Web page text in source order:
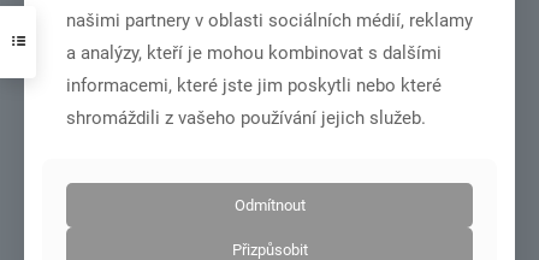
MČR dorost+junioři – Olomouc 27.6.-28.6.2026
našimi partnery v oblasti sociálních médií, reklamy
a analýzy, kteří je mohou kombinovat s dalšími
informacemi, které jste jim poskytli nebo které
shromáždili z vašeho používání jejich služeb.
Odmítnout
Přizpůsobit